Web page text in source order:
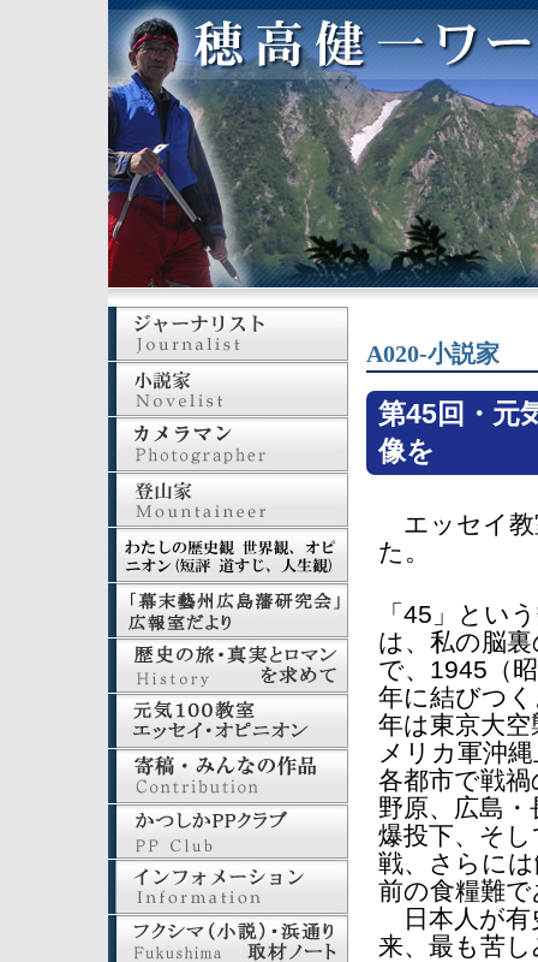
A020-小説家
第45回・元
像を
エッセイ教
た。
「45」とい
は、私の脳
で、1945（
年に結びつ
年は東京大空
メリカ軍沖
各都市で戦
野原、広島・
爆投下、そし
戦、さらに
前の食糧難
日本人が有
来、最も苦